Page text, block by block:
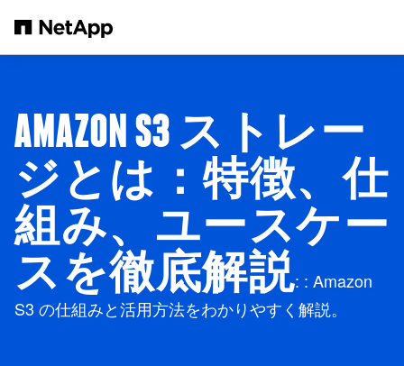
AMAZON S3 ストレー
ジとは：特徴、仕
組み、ユースケー
スを徹底解説: : Amazon
S3 の仕組みと活用方法をわかりやすく解説。